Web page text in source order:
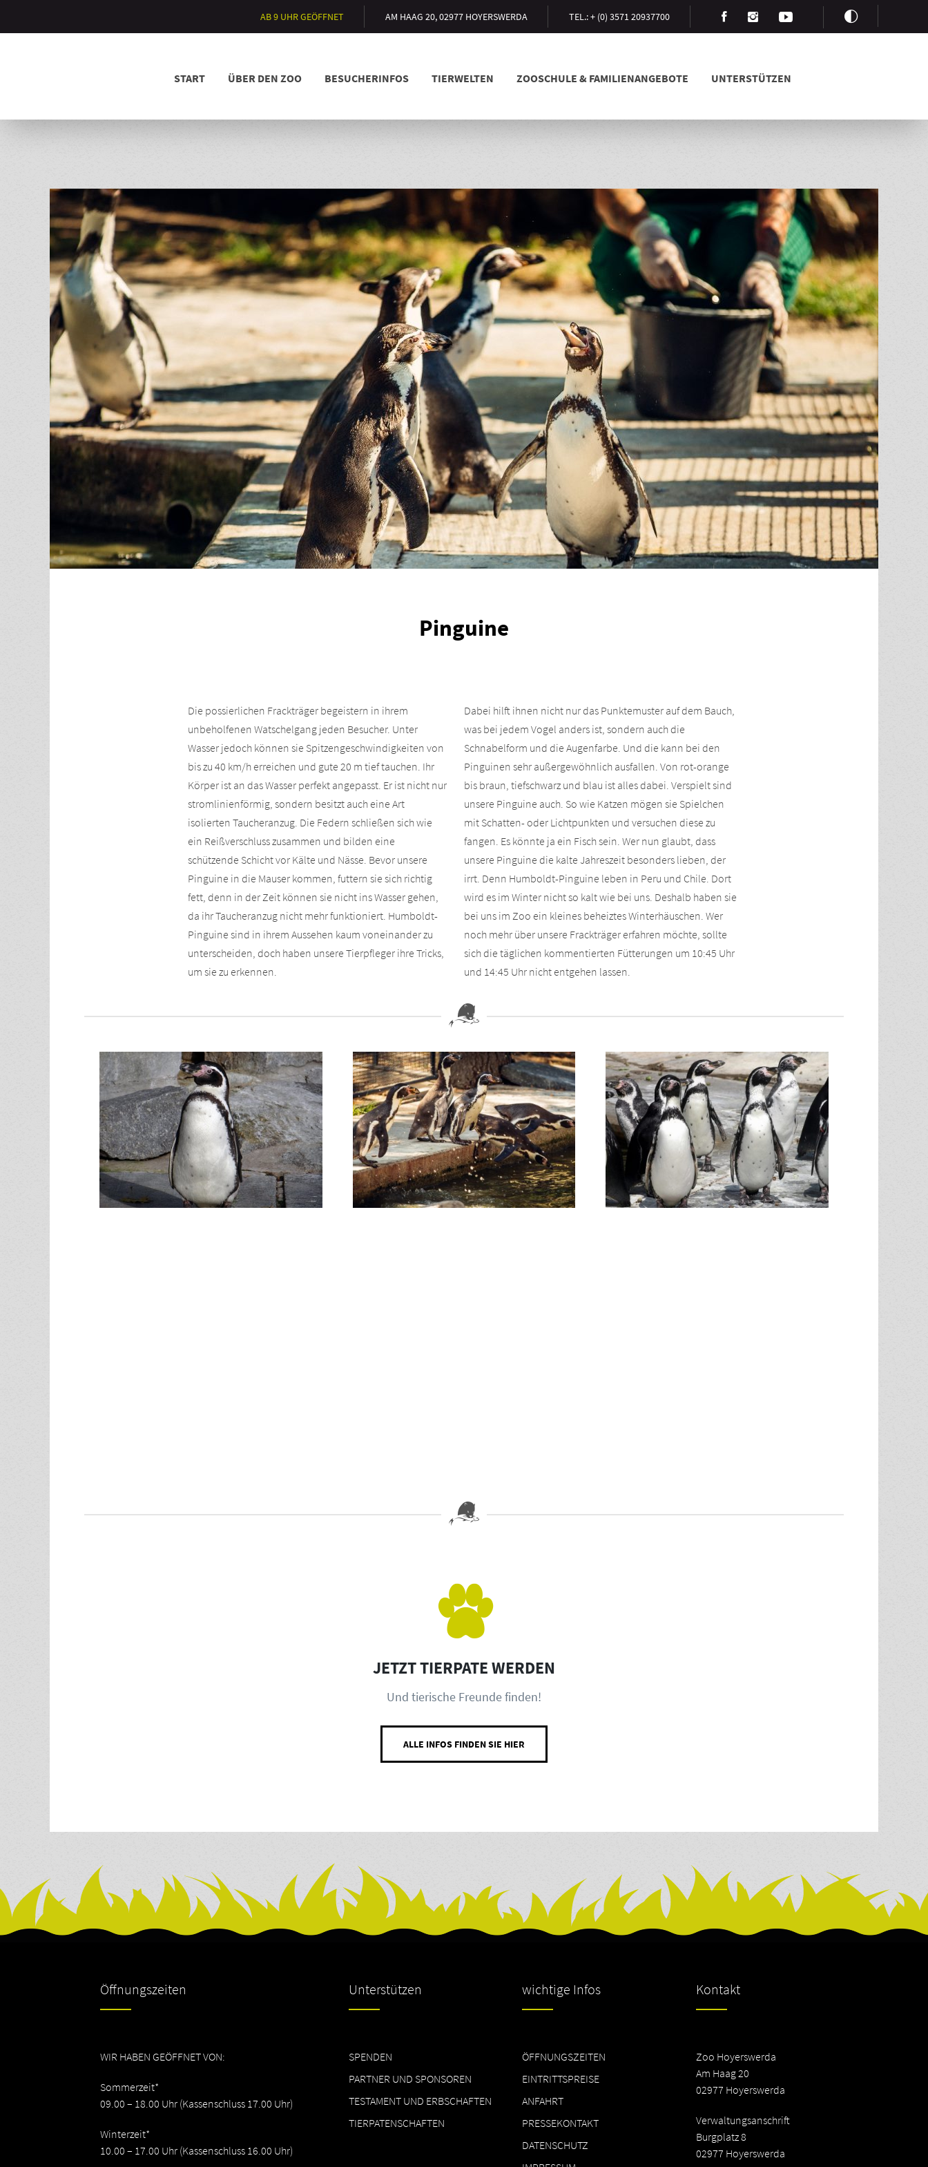
AB 9 UHR GEÖFFNET AM HAAG 20, 02977 HOYERSWERDA TEL.: + (0) 3571 20937700
START ÜBER DEN ZOO BESUCHERINFOS TIERWELTEN ZOOSCHULE & FAMILIENANGEBOTE UNTERSTÜTZEN
Pinguine
Die possierlichen Frackträger begeistern in ihrem
unbeholfenen Watschelgang jeden Besucher. Unter
Wasser jedoch können sie Spitzengeschwindigkeiten von
bis zu 40 km/h erreichen und gute 20 m tief tauchen. Ihr
Körper ist an das Wasser perfekt angepasst. Er ist nicht nur
stromlinienförmig, sondern besitzt auch eine Art
isolierten Taucheranzug. Die Federn schließen sich wie
ein Reißverschluss zusammen und bilden eine
schützende Schicht vor Kälte und Nässe. Bevor unsere
Pinguine in die Mauser kommen, futtern sie sich richtig
fett, denn in der Zeit können sie nicht ins Wasser gehen,
da ihr Taucheranzug nicht mehr funktioniert. Humboldt-
Pinguine sind in ihrem Aussehen kaum voneinander zu
unterscheiden, doch haben unsere Tierpfleger ihre Tricks,
um sie zu erkennen.
Dabei hilft ihnen nicht nur das Punktemuster auf dem Bauch,
was bei jedem Vogel anders ist, sondern auch die
Schnabelform und die Augenfarbe. Und die kann bei den
Pinguinen sehr außergewöhnlich ausfallen. Von rot-orange
bis braun, tiefschwarz und blau ist alles dabei. Verspielt sind
unsere Pinguine auch. So wie Katzen mögen sie Spielchen
mit Schatten- oder Lichtpunkten und versuchen diese zu
fangen. Es könnte ja ein Fisch sein. Wer nun glaubt, dass
unsere Pinguine die kalte Jahreszeit besonders lieben, der
irrt. Denn Humboldt-Pinguine leben in Peru und Chile. Dort
wird es im Winter nicht so kalt wie bei uns. Deshalb haben sie
bei uns im Zoo ein kleines beheiztes Winterhäuschen. Wer
noch mehr über unsere Frackträger erfahren möchte, sollte
sich die täglichen kommentierten Fütterungen um 10:45 Uhr
und 14:45 Uhr nicht entgehen lassen.
JETZT TIERPATE WERDEN
Und tierische Freunde finden!
ALLE INFOS FINDEN SIE HIER
Öffnungszeiten
WIR HABEN GEÖFFNET VON:
Sommerzeit*
09.00 – 18.00 Uhr (Kassenschluss 17.00 Uhr)
Winterzeit*
10.00 – 17.00 Uhr (Kassenschluss 16.00 Uhr)
Unterstützen
SPENDEN
PARTNER UND SPONSOREN
TESTAMENT UND ERBSCHAFTEN
TIERPATENSCHAFTEN
wichtige Infos
ÖFFNUNGSZEITEN
EINTRITTSPREISE
ANFAHRT
PRESSEKONTAKT
DATENSCHUTZ
Kontakt
Zoo Hoyerswerda
Am Haag 20
02977 Hoyerswerda
Verwaltungsanschrift
Burgplatz 8
02977 Hoyerswerda